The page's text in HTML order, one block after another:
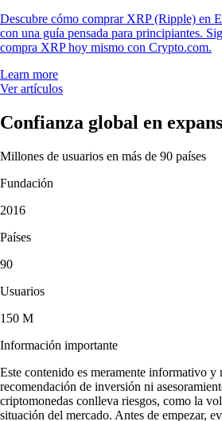
Descubre cómo comprar XRP (Ripple) en
con una guía pensada para principiantes.
compra XRP hoy mismo con Crypto.com.
Learn more
Ver artículos
Confianza global en
Millones de usuarios en más de 90 países
Fundación
2016
Países
90
Usuarios
150 M
Información importante
Este contenido es meramente informativo y
recomendación de inversión ni
criptomonedas conlleva riesgos, como la
situación del mercado. Antes de empezar,